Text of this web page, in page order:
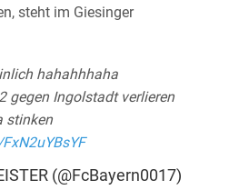
steht im Giesinger
hahahhhaha
gegen Ingolstadt verlieren
stinken
(@FcBayern0017)